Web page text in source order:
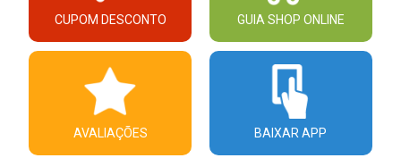
CUPOM DESCONTO GUIA SHOP ONLINE
AVALIAÇÕES BAIXAR APP